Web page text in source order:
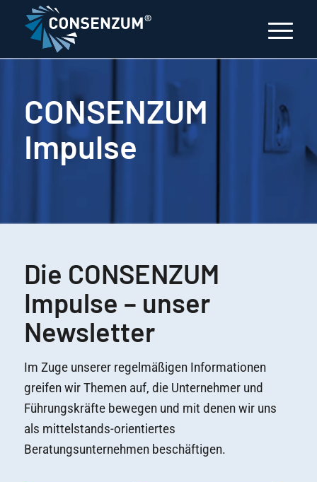
CONSENZUM
Impulse
Die CONSENZUM
Impulse – unser
Newsletter
Im Zuge unserer regelmäßigen Informationen
greifen wir Themen auf, die Unternehmer und
Führungskräfte bewegen und mit denen wir uns
als mittelstands-orientiertes
Beratungsunternehmen beschäftigen.